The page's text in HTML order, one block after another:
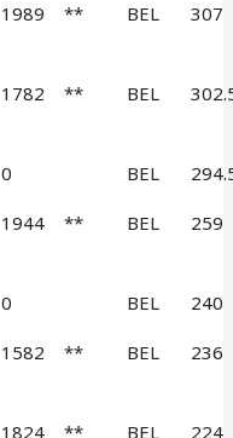
1989 ** BEL 307
1782 ** BEL
0 BEL
1944 ** BEL 259
0 BEL 240
1582 ** BEL 236
1824 ** BEL 224